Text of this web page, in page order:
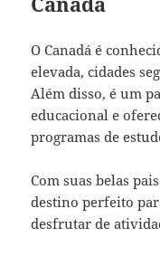
O Canadá é
elevada, cidades
Além disso, é um
educacional e
programas de
Com suas belas
destino perfeito
desfrutar de